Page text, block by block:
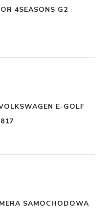
4SEASONS G2
E-GOLF
SAMOCHODOWA